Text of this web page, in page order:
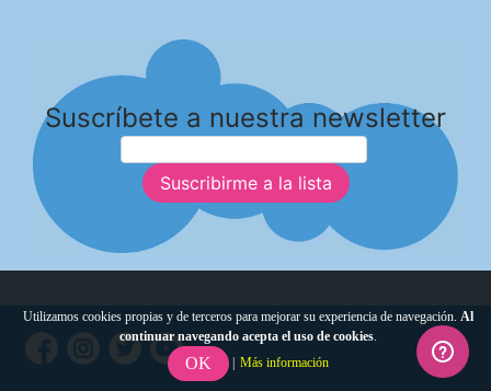
Suscríbete a nuestra newsletter
Suscribirme a la lista
Utilizamos cookies propias y de terceros para mejorar su experiencia de navegación. Al
continuar navegando acepta el uso de cookies.
OK | Más información